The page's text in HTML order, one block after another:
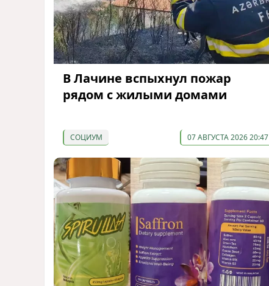
В Лачине вспыхнул пожар
рядом с жилыми домами
СОЦИУМ 07 АВГУСТА 2026 20:47